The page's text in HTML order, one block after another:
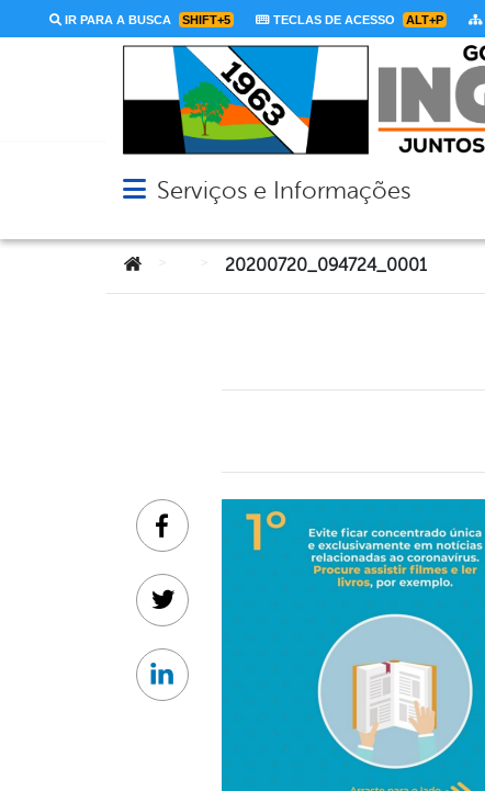
IR PARA A BUSCA SHIFT+5 TECLAS DE ACESSO ALT+P
Abrir menu principal de navegação
Serviços e Informações
Você está aqui:20200720_094724_0001
Facebook
Twitter
Linkedin